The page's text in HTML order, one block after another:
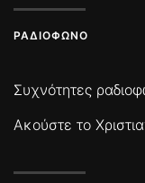
ΡΑΔΙΌΦΩΝΟ
Συχνότητες
Ακούστε το